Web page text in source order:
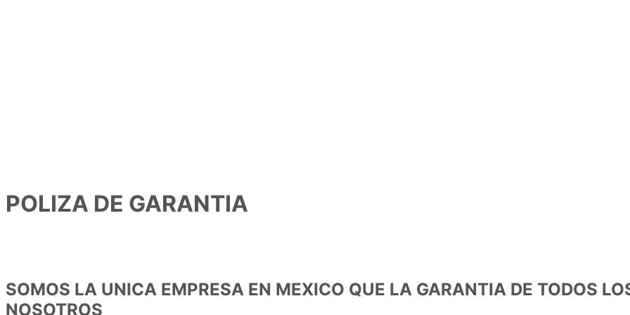
POLIZA DE GARANTIA
SOMOS LA UNICA EMPRESA EN MEXICO QUE LA GARANTIA DE TODOS
NOSOTROS